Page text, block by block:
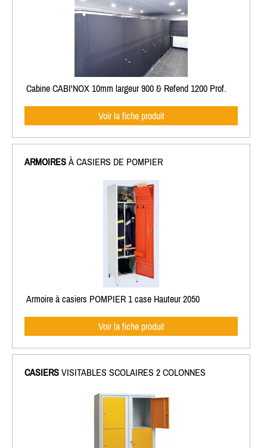
Cabine CABI'NOX 10mm largeur 900 & Refend 1200 Prof.
Voir la fiche produit
ARMOIRES À CASIERS DE POMPIER
Armoire à casiers POMPIER 1 case Hauteur 2050
Voir la fiche produit
CASIERS VISITABLES SCOLAIRES 2 COLONNES